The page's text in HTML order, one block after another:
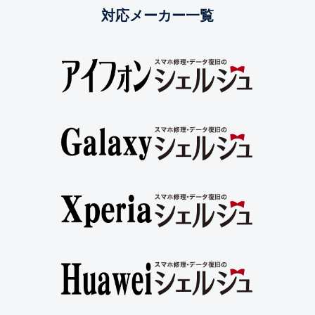
対応メーカー一覧